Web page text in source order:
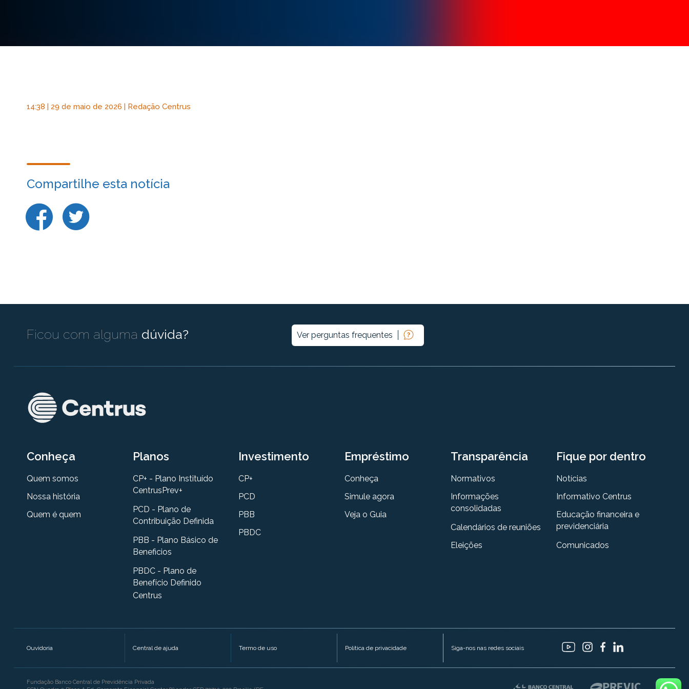
14:38 | 29 de maio de 2026 | Redação Centrus
Compartilhe esta notícia
Ficou com alguma dúvida? Ver perguntas frequentes
Conheça
Quem somos
Nossa história
Quem é quem
Planos
CP+ - Plano Instituído
CentrusPrev+
PCD - Plano de
Contribuição Definida
PBB - Plano Básico de
Beneficios
PBDC - Plano de
Benefício Definido
Centrus
Investimento
CP+
PCD
PBB
PBDC
Empréstimo
Conheça
Simule agora
Veja o Guia
Transparência
Normativos
Informações
consolidadas
Calendários de reuniões
Eleições
Fique por dentro
Notícias
Informativo Centrus
Educação financeira e
previdenciária
Comunicados
Ouvidoria Central de ajuda Termo de uso Política de privacidade Siga-nos nas redes sociais
Fundação Banco Central de Previdência Privada